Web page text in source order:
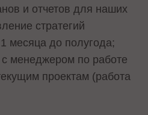
и отчетов для наших
стратегий
месяца до полугода;
менеджером по работе
проектам (работа